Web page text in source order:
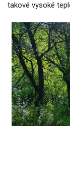
takové vysoké